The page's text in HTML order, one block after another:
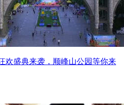
欢盛典来袭，顺峰山公园等你来